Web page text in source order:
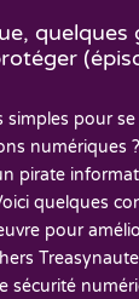
quelques
simples pour
numériques
pirate
quelques
pour
sécurité